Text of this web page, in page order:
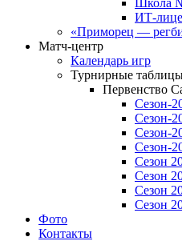
ИТ-
«Приморец — регби
Матч-центр
Календарь игр
Турнирные
Первенство
Сезон-
Сезон-
Сезон-
Сезон-
Сезон
Сезон
Сезон
Сезон
Фото
Контакты